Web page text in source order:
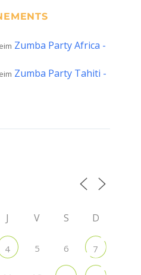
Zumba Party Africa -
Zumba Party Tahiti -
J V S D
4 5 6 7